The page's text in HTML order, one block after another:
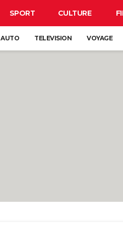
SPORT CULTURE
AUTO TELEVISION VOYAGE